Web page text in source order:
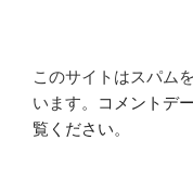
このサイトはスパム
います。
コメントデ
覧ください。